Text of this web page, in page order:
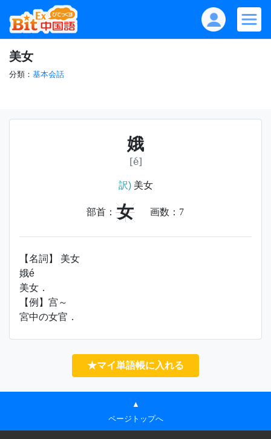
美女
分類： 基本会話
娥
[é]
訳)美女
部首： 女 画数： 7
【名詞】 美女
娥é
美女．
【例】宫～
宮中の女官．
★マイ単語帳に入れる
▲
ページトップへ